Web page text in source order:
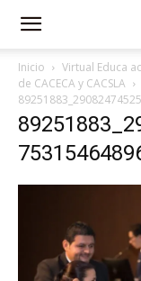
Inicio
Virtual Educa
de CACECA y CACSLA